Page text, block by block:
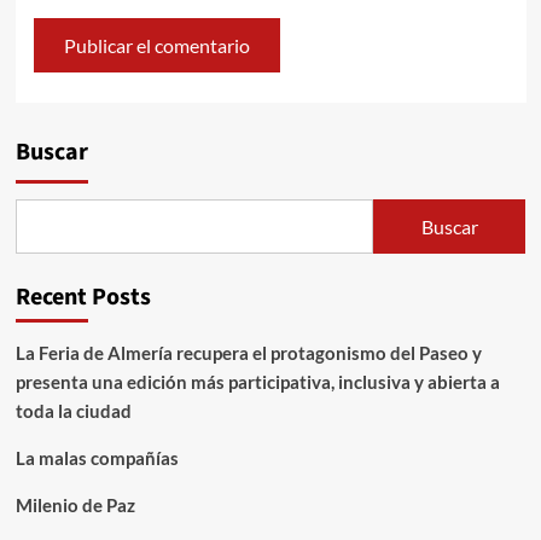
Buscar
Buscar
Recent Posts
La Feria de Almería recupera el protagonismo del Paseo y
presenta una edición más participativa, inclusiva y abierta a
toda la ciudad
La malas compañías
Milenio de Paz